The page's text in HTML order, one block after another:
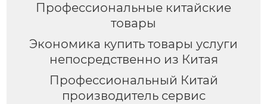
Профессиональные китайские
товары
Экономика купить товары услуги
непосредственно из Китая
Профессиональный Китай
производитель сервис